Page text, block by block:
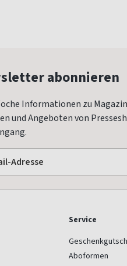
abonnieren
Informationen zu
und Angeboten von
Service
Aboformen